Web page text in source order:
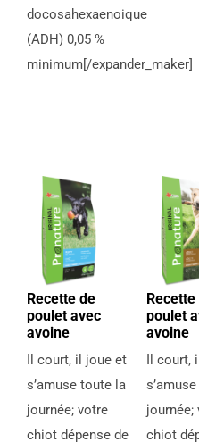
docosahexaenoique
(ADH) 0,05 %
minimum[/expander_maker]
Recette de
poulet avec
avoine
Il court, il joue et
s’amuse toute la
journée; votre
chiot dépense de
Recette
poulet
avoine
Il
journée;
chiot